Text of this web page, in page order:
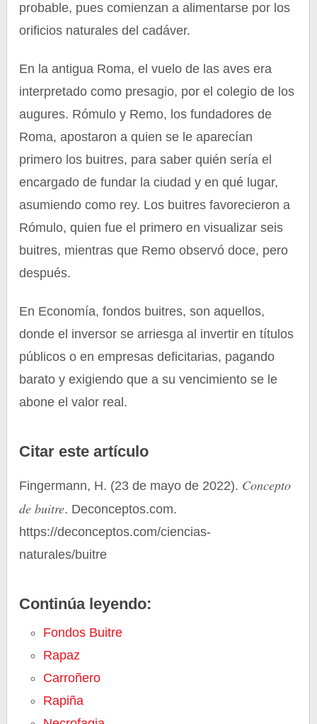
probable, pues comienzan a alimentarse por los
orificios naturales del cadáver.
En la antigua Roma, el vuelo de las aves era
interpretado como presagio, por el colegio de los
augures. Rómulo y Remo, los fundadores de
Roma, apostaron a quien se le aparecían
primero los buitres, para saber quién sería el
encargado de fundar la ciudad y en qué lugar,
asumiendo como rey. Los buitres favorecieron a
Rómulo, quien fue el primero en visualizar seis
buitres, mientras que Remo observó doce, pero
después.
En Economía, fondos buitres, son aquellos,
donde el inversor se arriesga al invertir en títulos
públicos o en empresas deficitarias, pagando
barato y exigiendo que a su vencimiento se le
abone el valor real.
Citar este artículo
Fingermann, H. (23 de mayo de 2022). Concepto
de buitre. Deconceptos.com.
https://deconceptos.com/ciencias-
naturales/buitre
Continúa leyendo:
Fondos Buitre
Rapaz
Carroñero
Rapiña